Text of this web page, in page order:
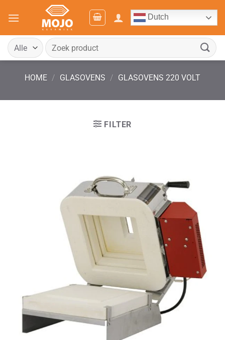
naar
Dutch
Zoeken
naar:
HOME / GLASOVENS / GLASOVENS 220 VOLT
FILTER